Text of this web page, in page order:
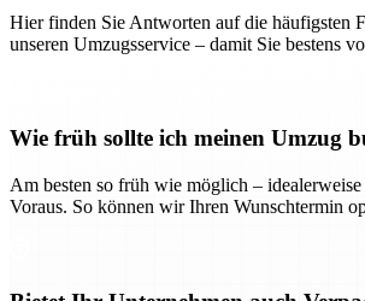
Hier finden Sie Antworten auf die häufigsten
unseren Umzugsservice – damit Sie bestens
Wie früh sollte ich meinen Umzug
Am besten so früh wie möglich –
Voraus. So können wir Ihren Wunschtermin